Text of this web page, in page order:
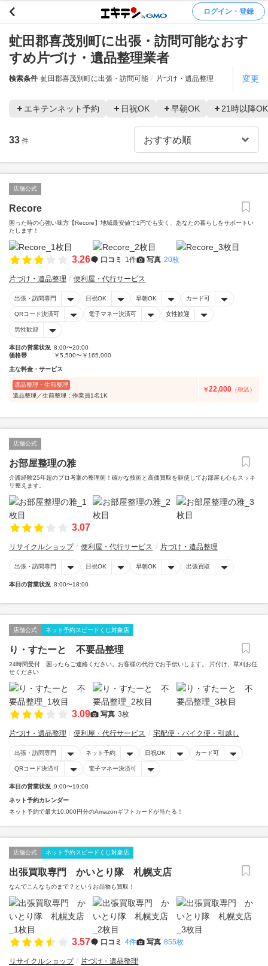
ログイン・登録
虻田郡喜茂別町に出張・訪問可能なおす
すめ片づけ・遺品整理業者
検索条件 虻田郡喜茂別町に出張・訪問可能 片づけ・遺品整理 変更
エキテンネット予約 日祝OK 早朝OK 21時以降OK
33 件
店舗公式
Recore
困った時の心強い味方【Recore】地域最安値で1円でも安く、あなたの暮らしをサポートい
たします！
3.26 口コミ 1件 写真 20枚
片づけ・遺品整理 便利屋・代行サービス
出張・訪問専門 日祝OK 早朝OK カード可
QRコード決済可 電子マネー決済可 女性歓迎
男性歓迎
本日の営業状況 8:00〜20:00
価格帯
￥5,500〜￥165,000
主な料金・サービス
遺品整理・生前整理
遺品整理／生前整理：作業員1名1K
￥22,000 （税込）
店舗公式
お部屋整理の雅
介護経験25年超のプロ考案の整理術！確かな技術と高価買取を駆使してお部屋も心もスッキ
リ整えます。
3.07
リサイクルショップ 便利屋・代行サービス 片づけ・遺品整理
出張・訪問専門 日祝OK 早朝OK 出張買取
本日の営業状況 8:00〜18:00
店舗公式 ネット予約スピードくじ対象店
り・すたーと 不要品整理
24時間受付 困ったらご連絡ください。お客様の代行でお手伝いします。 片付け、草刈お任
せください
3.09 写真 3枚
片づけ・遺品整理 便利屋・代行サービス 宅配便・バイク便・引越し
出張・訪問専門 ネット予約 日祝OK カード可
QRコード決済可 電子マネー決済可
本日の営業状況 9:00〜19:00
ネット予約カレンダー
ネット予約で最大10,000円分のAmazonギフトカードが当たる！
店舗公式 ネット予約スピードくじ対象店
出張買取専門 かいとり隊 札幌支店
なんでこんなものまで？というお品物も買取！
3.57 口コミ 4件 写真 855枚
リサイクルショップ 片づけ・遺品整理